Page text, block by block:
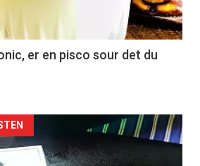
er en pisco sour det du